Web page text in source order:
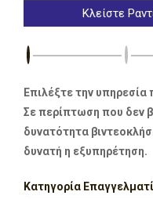
Κλείστε
Επιλέξτε την
Σε περίπτωση που δεν
δυνατότητα
δυνατή η εξυπηρέτηση.
Κατηγορία